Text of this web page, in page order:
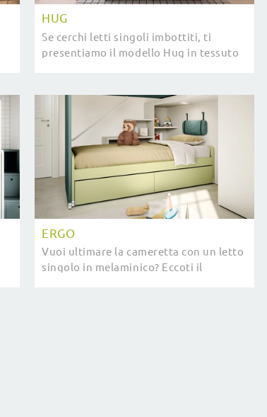
HUG
Se cerchi letti singoli imbottiti, ti
presentiamo il modello Hug in tessuto
ERGO
Vuoi ultimare la cameretta con un letto
singolo in melaminico? Eccoti il